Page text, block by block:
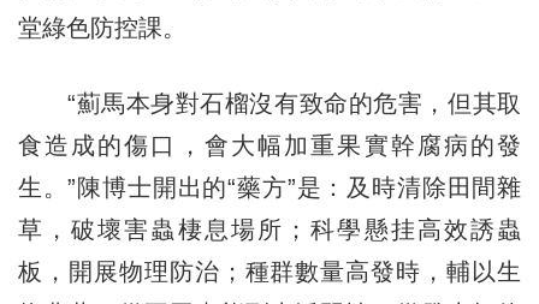
堂綠色防控課。
“薊馬本身對石榴沒有致命的危害，但其取
食造成的傷口，會大幅加重果實幹腐病的發
生。”陳博士開出的“藥方”是：及時清除田間雜
草，破壞害蟲棲息場所；科學懸挂高效誘蟲
板，開展物理防治；種群數量高發時，輔以生